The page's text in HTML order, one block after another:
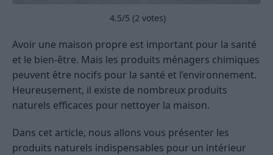
4.5/5 (2 votes)
Avoir une maison propre est important pour la santé
et le bien-être. Mais les produits ménagers chimiques
peuvent être nocifs pour la santé et l’environnement.
Heureusement, il existe de nombreux produits
naturels efficaces pour nettoyer la maison.
Dans cet article, nous allons vous présenter les
produits naturels indispensables pour un intérieur